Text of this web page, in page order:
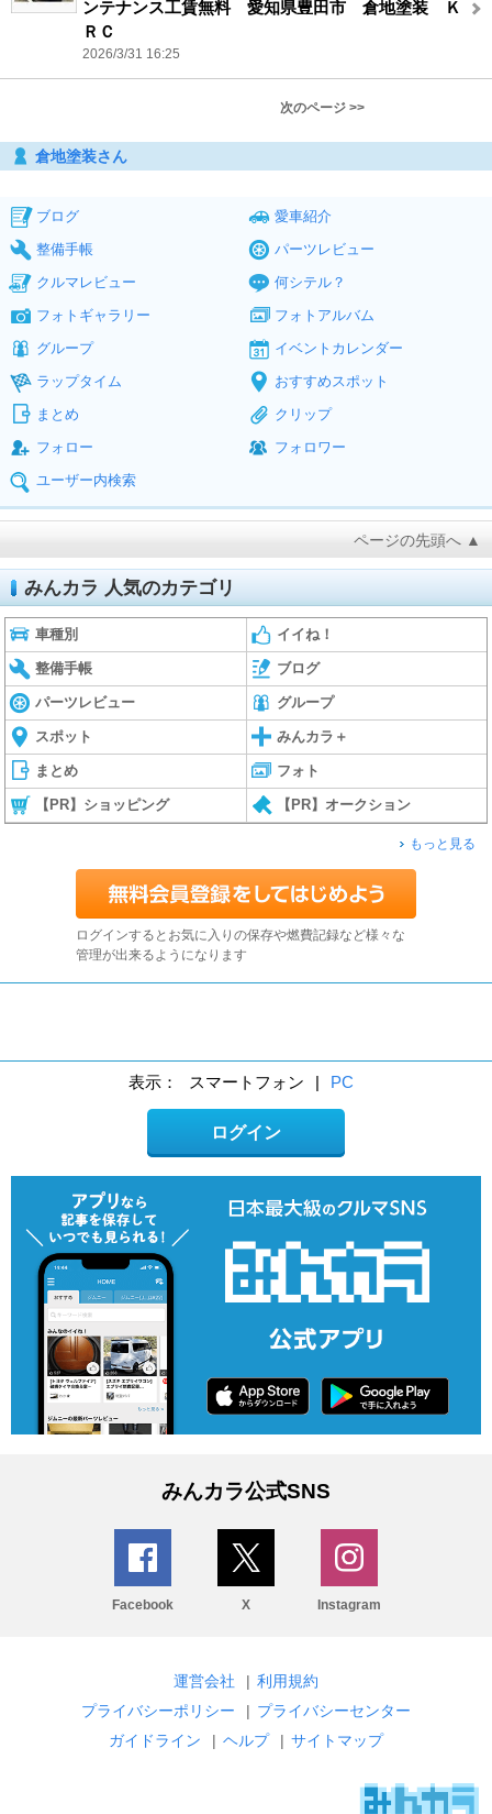
ンテナンス工賃無料 愛知県豊田市 倉地塗装 Ｋ
ＲＣ
2026/3/31 16:25
次のページ >>
倉地塗装さん
ブログ
愛車紹介
整備手帳
パーツレビュー
クルマレビュー
何シテル？
フォトギャラリー
フォトアルバム
グループ
イベントカレンダー
ラップタイム
おすすめスポット
まとめ
クリップ
フォロー
フォロワー
ユーザー内検索
ページの先頭へ ▲
みんカラ 人気のカテゴリ
車種別 イイね！
整備手帳 ブログ
パーツレビュー グループ
スポット みんカラ＋
まとめ フォト
【PR】ショッピング 【PR】オークション
もっと見る
ログインするとお気に入りの保存や燃費記録など様々な
管理が出来るようになります
表示： スマートフォン | PC
ログイン
みんカラ公式SNS
Facebook X Instagram
運営会社 | 利用規約
プライバシーポリシー
| プライバシーセンター
ガイドライン
| ヘルプ | サイトマップ